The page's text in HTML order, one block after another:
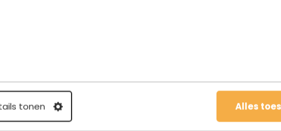
tonen Alles
Rwanda: gorilla tracking
van het Volcanoes National Park. Nog niet eerder zag
dat dit dé toeristische attractie van het land is.
kleinschalig te houden. Er is een limiet van 8 bezoekers per
1 uur bij de berggorilla’s verblijven. Met 12 gorillafamilies
aantal andere gorillafamilies die enkel door
plaats voor 96 toeristen per dag. Op deze manier proberen
zoveel mogelijk te beperken.